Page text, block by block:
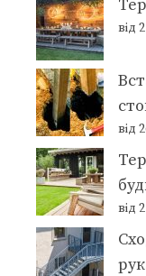
від
від
від